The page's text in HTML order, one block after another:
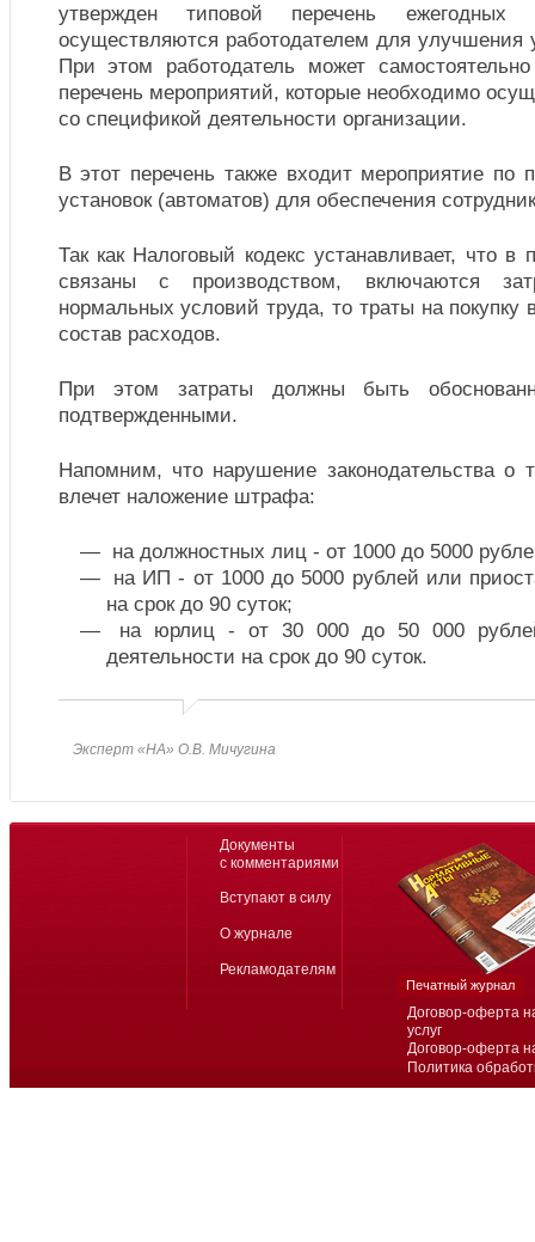
утвержден типовой перечень ежегодных
осуществляются работодателем для улучшения
При этом работодатель может самостоятельно
перечень мероприятий, которые необходимо
со спецификой деятельности организации.
В этот перечень также входит мероприятие по
установок (автоматов) для обеспечения
Так как Налоговый кодекс устанавливает, что в
связаны с производством, включаются
нормальных условий труда, то траты на покупку
состав расходов.
При этом затраты должны быть
подтвержденными.
Напомним, что нарушение законодательства о
влечет наложение штрафа:
на должностных лиц - от 1000 до 5000
на ИП - от 1000 до 5000 рублей или
на срок до 90 суток;
на юрлиц - от 30 000 до 50 000
деятельности на срок до 90 суток.
Эксперт «НА» О.В. Мичугина
Договор-оферта
услуг
Договор-оферта
Политика
Документы
с комментариями
Вступают в силу
О журнале
Рекламодателям
Печатный журнал